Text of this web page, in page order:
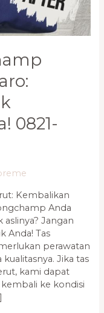
0821-
Kembalikan
Anda
Jangan
Anda! Tas
perawatan
Jika tas
kami dapat
ke kondisi